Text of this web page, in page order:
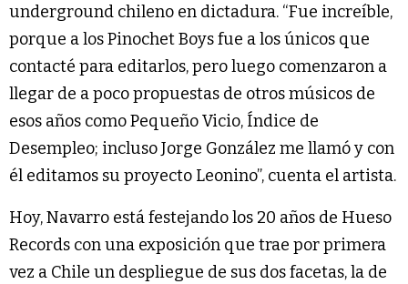
underground chileno en dictadura. “Fue increíble,
porque a los Pinochet Boys fue a los únicos que
contacté para editarlos, pero luego comenzaron a
llegar de a poco propuestas de otros músicos de
esos años como Pequeño Vicio, Índice de
Desempleo; incluso Jorge González me llamó y con
él editamos su proyecto Leonino”, cuenta el artista.
Hoy, Navarro está festejando los 20 años de Hueso
Records con una exposición que trae por primera
vez a Chile un despliegue de sus dos facetas, la de